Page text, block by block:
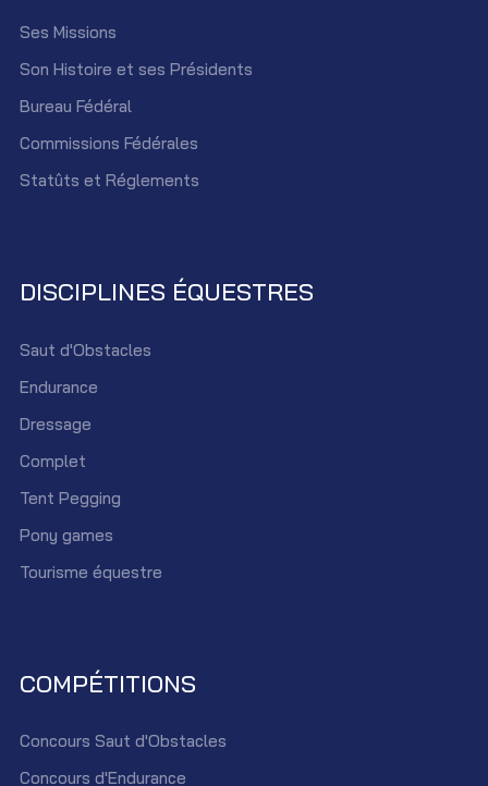
Ses Missions
Son Histoire et ses Présidents
Bureau Fédéral
Commissions Fédérales
Statûts et Réglements
DISCIPLINES ÉQUESTRES
Saut d'Obstacles
Endurance
Dressage
Complet
Tent Pegging
Pony games
Tourisme équestre
COMPÉTITIONS
Concours Saut d'Obstacles
Concours d'Endurance